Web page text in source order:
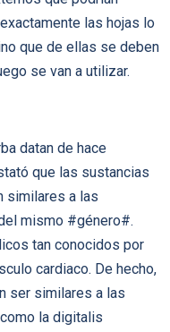
las hojas lo
que de ellas se deben
se van a utilizar.
datan de hace
que las sustancias
similares a las
mismo #género#.
tan conocidos por
cardiaco. De hecho,
ser similares a las
la digitalis